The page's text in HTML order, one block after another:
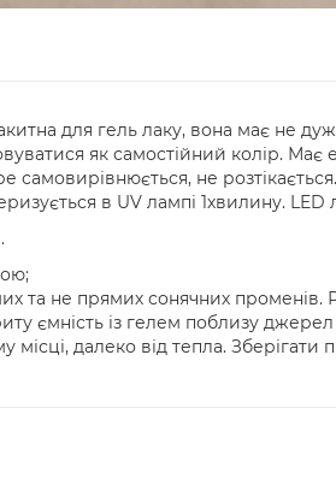
для гель лаку, вона має не
як самостійний колір.
самовирівнюється, не
в UV лампі 1хвилину. LED
та не прямих сонячних променів.
ємність із гелем поблизу
місці, далеко від тепла.